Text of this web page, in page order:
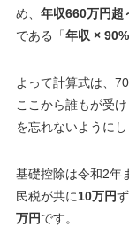
め、 年収660万円超
である「年収 ×
よって計算式は、
ここから誰もが受
を忘れないようにし
基礎控除は令和2年
民税が共に10万円
万円です。